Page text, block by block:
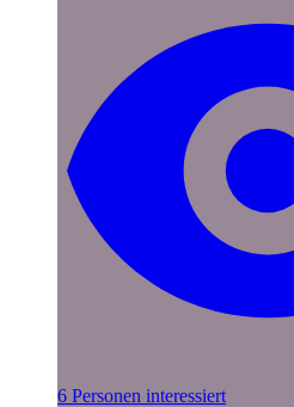
6 Personen interessiert